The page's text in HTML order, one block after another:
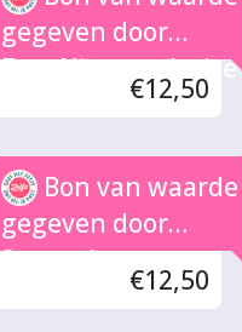
gegeven door
Fam.Nieuwenhuize
€12,50
Bon van waarde
gegeven door
Stanneke
€12,50